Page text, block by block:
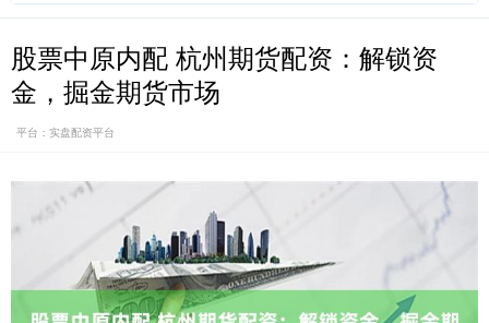
股票中原内配 杭州期货配资：解锁资
金，掘金期货市场
平台：实盘配资平台